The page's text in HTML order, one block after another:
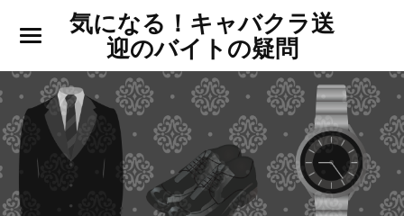
気になる！キャバクラ送
迎のバイトの疑問